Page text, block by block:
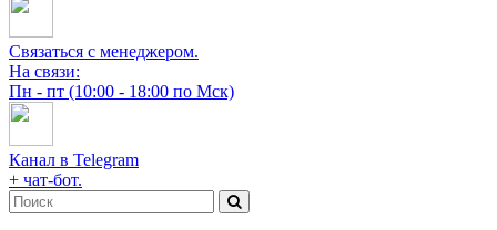
Связаться с менеджером.
На связи:
Пн - пт (10:00 - 18:00 по Мск)
Канал в Telegram
+ чат-бот.